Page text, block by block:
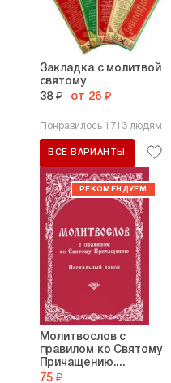
Закладка с молитвой
святому
38 ₽ от 26 ₽
Понравилось 1713 людям
ВСЕ ВАРИАНТЫ
Молитвослов с
правилом ко Святому
Причащению....
75 ₽